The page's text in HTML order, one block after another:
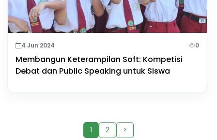
4 Jun 2024 0
Membangun Keterampilan Soft: Kompetisi
Debat dan Public Speaking untuk Siswa
1 2 >